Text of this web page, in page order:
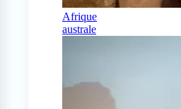
Afrique
australe